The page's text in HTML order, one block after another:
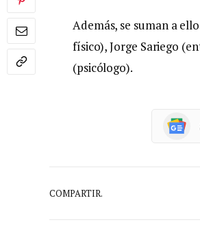
Además, se suman a
físico), Jorge Sariego
(psicólogo).
COMPARTIR.